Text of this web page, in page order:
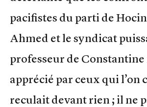
pacifistes du parti de
Ahmed et le syndicat
professeur de
apprécié par ceux qui l’on
reculait devant rien ; il ne